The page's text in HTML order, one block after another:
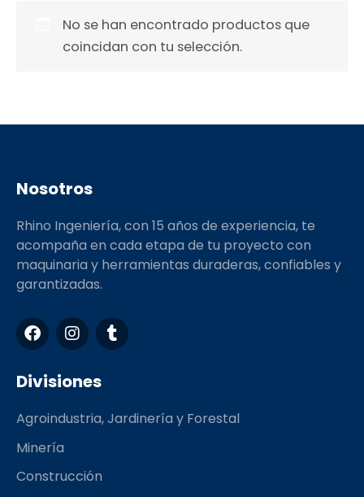
No se han encontrado productos que
coincidan con tu selección.
Nosotros
Rhino Ingeniería, con 15 años de experiencia, te
acompaña en cada etapa de tu proyecto con
maquinaria y herramientas duraderas, confiables y
garantizadas.
F
a
c
e
b
o
I
n
s
t
a
r
T
u
m
Divisiones
Agroindustria, Jardinería y Forestal
Minería
Construcción